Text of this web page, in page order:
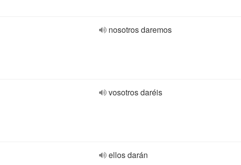
nosotros daremos
vosotros daréis
ellos darán